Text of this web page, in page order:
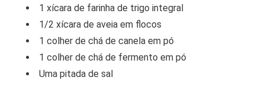
1 xícara de farinha de trigo integral
1/2 xícara de aveia em flocos
1 colher de chá de canela em pó
1 colher de chá de fermento em pó
Uma pitada de sal